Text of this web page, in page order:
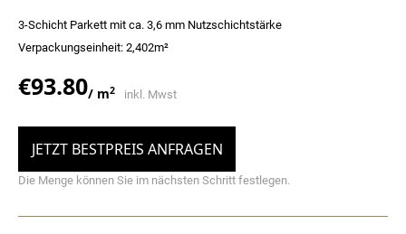
3-Schicht Parkett mit ca. 3,6 mm Nutzschichtstärke
Verpackungseinheit: 2,402m²
€93.80/ m2 inkl. Mwst
JETZT BESTPREIS ANFRAGEN
Die Menge können Sie im nächsten Schritt festlegen.